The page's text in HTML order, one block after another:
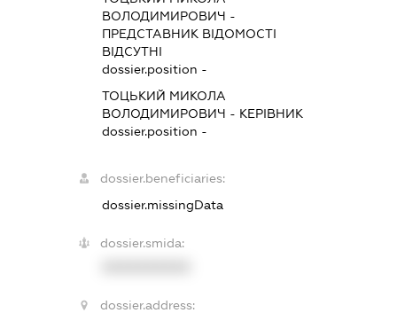
ВОЛОДИМИРОВИЧ -
ПРЕДСТАВНИК ВІДОМОСТІ
ВІДСУТНІ
dossier.position -
ТОЦЬКИЙ МИКОЛА
ВОЛОДИМИРОВИЧ - КЕРІВНИК
dossier.position -
dossier.beneficiaries:
dossier.missingData
dossier.smida:
dossier.address: